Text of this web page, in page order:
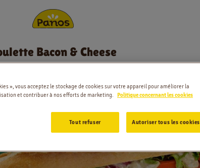
Commander
Nouvelles
Magasins
Bacon & Cheese
», vous acceptez le stockage de cookies sur votre appareil pour améliorer la
et contribuer à nos efforts de marketing.
Politique concernant les cookies
Tout refuser Autoriser tous les cookies